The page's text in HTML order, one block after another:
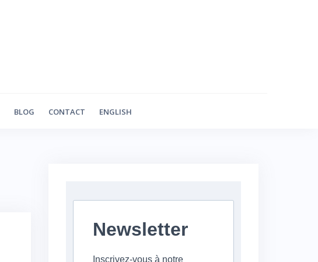
BLOG CONTACT ENGLISH
Newsletter
Inscrivez-vous à notre